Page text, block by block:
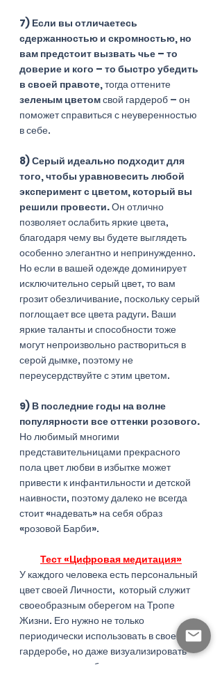
7) Если вы отличаетесь
сдержанностью и скромностью, но
вам предстоит вызвать чье – то
доверие и кого – то быстро убедить
в своей правоте, тогда оттените
зеленым цветом свой гардероб – он
поможет справиться с неуверенностью
в себе.
8) Серый идеально подходит для
того, чтобы уравновесить любой
эксперимент с цветом, который вы
решили провести. Он отлично
позволяет ослабить яркие цвета,
благодаря чему вы будете выглядеть
особенно элегантно и непринужденно.
Но если в вашей одежде доминирует
исключительно серый цвет, то вам
грозит обезличивание, поскольку серый
поглощает все цвета радуги. Ваши
яркие таланты и способности тоже
могут непроизвольно раствориться в
серой дымке, поэтому не
переусердствуйте с этим цветом.
9) В последние годы на волне
популярности все оттенки розового.
Но любимый многими
представительницами прекрасного
пола цвет любви в избытке может
привести к инфантильности и детской
наивности, поэтому далеко не всегда
стоит «надевать» на себя образ
«розовой Барби».
Тест «Цифровая медитация»
У каждого человека есть персональный
цвет своей Личности,  который служит
своеобразным оберегом на Тропе
Жизни. Его нужно не только
периодически использовать в своем
гардеробе, но даже визуализировать –
представлять себя в окружении этого